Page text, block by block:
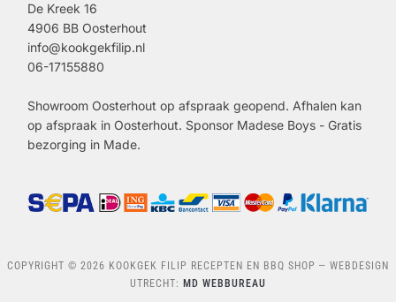
De Kreek 16
4906 BB Oosterhout
info@kookgekfilip.nl
06-17155880
Showroom Oosterhout op afspraak geopend. Afhalen kan
op afspraak in Oosterhout. Sponsor Madese Boys - Gratis
bezorging in Made.
COPYRIGHT © 2026 KOOKGEK FILIP RECEPTEN EN BBQ SHOP — WEBDESIGN
UTRECHT: MD WEBBUREAU